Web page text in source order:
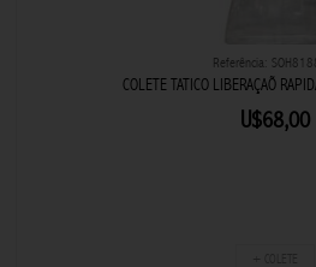
Referência:
COLETE TATICO LIBERAÇAÕ
U$68,00